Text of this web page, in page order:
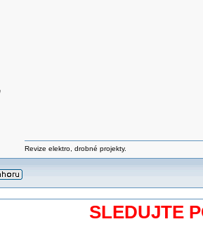
Revize elektro, drobné projekty.
SLEDUJTE